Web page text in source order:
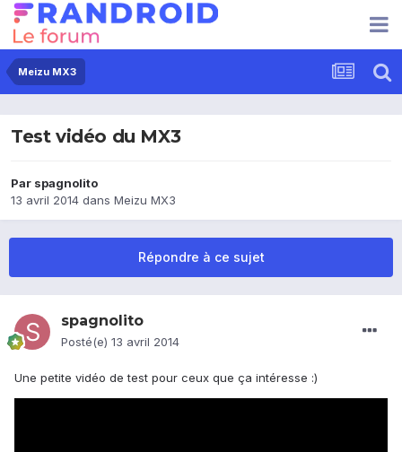
Meizu MX3
Test vidéo du MX3
Par spagnolito
13 avril 2014 dans Meizu MX3
Répondre à ce sujet
spagnolito
Posté(e) 13 avril 2014
Une petite vidéo de test pour ceux que ça intéresse :)